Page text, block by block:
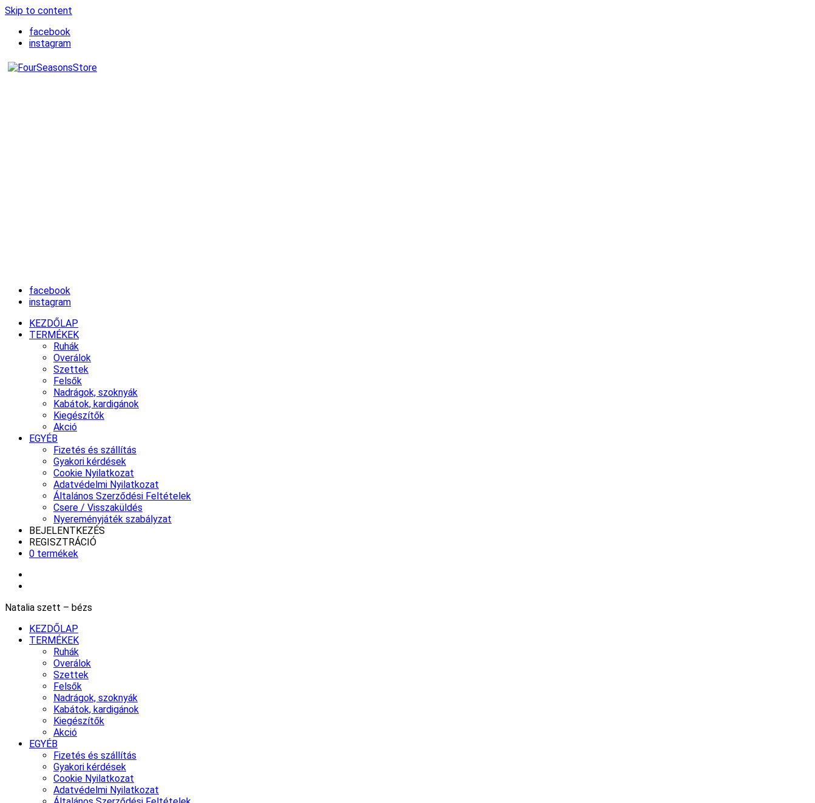
Skip to content
facebook
instagram
facebook
instagram
KEZDŐLAP
TERMÉKEK
Ruhák
Overálok
Szettek
Felsők
Nadrágok, szoknyák
Kabátok, kardigánok
Kiegészítők
Akció
EGYÉB
Fizetés és szállítás
Gyakori kérdések
Cookie Nyilatkozat
Adatvédelmi Nyilatkozat
Általános Szerződési Feltételek
Csere / Visszaküldés
Nyereményjáték szabályzat
BEJELENTKEZÉS
REGISZTRÁCIÓ
0 termékek
Natalia szett – bézs
KEZDŐLAP
TERMÉKEK
Ruhák
Overálok
Szettek
Felsők
Nadrágok, szoknyák
Kabátok, kardigánok
Kiegészítők
Akció
EGYÉB
Fizetés és szállítás
Gyakori kérdések
Cookie Nyilatkozat
Adatvédelmi Nyilatkozat